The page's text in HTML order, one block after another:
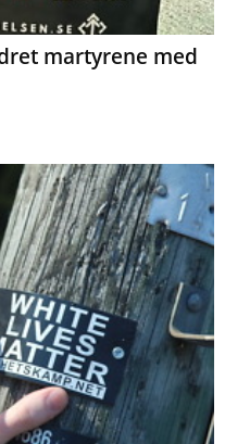
martyrene med